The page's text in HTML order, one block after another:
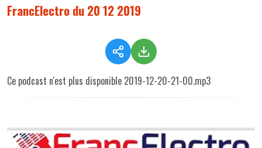
FrancElectro du 20 12 2019
Ce podcast n'est plus disponible 2019-12-20-21-00.mp3